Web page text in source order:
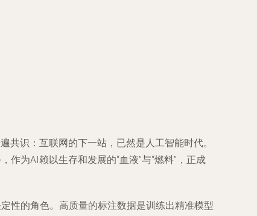
识：互联网的下一站，已然是人工智能时代。
为AI赖以生存和发展的“血液”与“燃料”，正成
性的角色。高质量的标注数据是训练出精准模型